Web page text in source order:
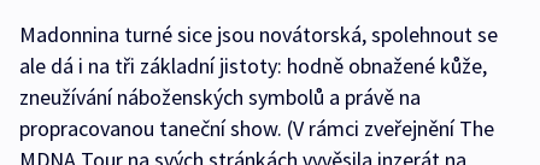
Madonnina turné sice jsou novátorská, spolehnout se
ale dá i na tři základní jistoty: hodně obnažené kůže,
zneužívání náboženských symbolů a právě na
propracovanou taneční show. (V rámci zveřejnění The